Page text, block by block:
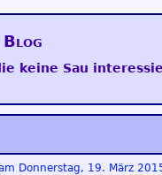
Blog
keine Sau
Donnerstag, 19. März